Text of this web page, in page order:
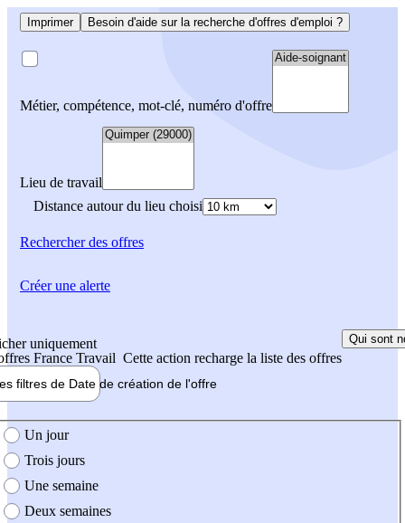
Imprimer Besoin d'aide sur la recherche d'offres d'emploi ?
Métier, compétence, mot-clé, numéro d'offre
Lieu de travail
Distance autour du lieu choisi
Rechercherdes offres
uniquement
France Travail Cette action recharge la liste des offres
Qui sont
filtres de Date de création de l'offre
création de l'offre
Un jour
Trois jours
Une semaine
Deux semaines
Créer une alerte